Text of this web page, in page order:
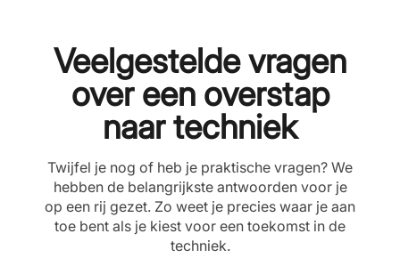
Veelgestelde vragen
over een overstap
naar techniek
Twijfel je nog of heb je praktische vragen? We
hebben de belangrijkste antwoorden voor je
op een rij gezet. Zo weet je precies waar je aan
toe bent als je kiest voor een toekomst in de
techniek.